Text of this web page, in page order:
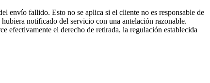
envío fallido. Esto no se aplica si el cliente no es responsable de
notificado del servicio con una antelación razonable.
efectivamente el derecho de retirada, la regulación establecida